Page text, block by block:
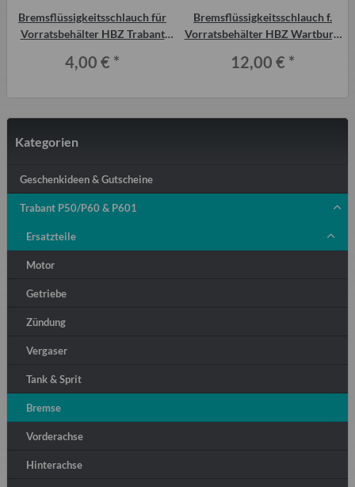
Bremsflüssigkeitsschlauch für
Vorratsbehälter HBZ Trabant
4,00 € *
Bremsflüssigkeitsschlauch f.
Vorratsbehälter HBZ Wartburg,
12,00 € *
Kategorien
Geschenkideen & Gutscheine
Trabant P50/P60 & P601
Ersatzteile
Motor
Getriebe
Zündung
Vergaser
Tank & Sprit
Bremse
Vorderachse
Hinterachse